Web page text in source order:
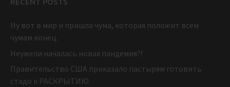
RECENT POSTS
Ну вот в мир и пришла чума, которая положит всем
чумам конец.
Неужели началась новая пандемия?!
Правительство США приказало пастырям готовить
стадо к РАСКРЫТИЮ.